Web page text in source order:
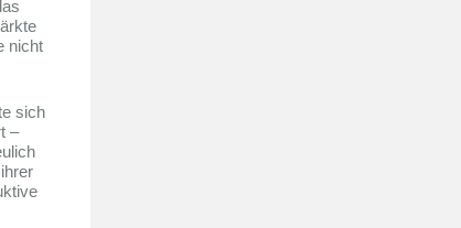
nicht
sich
–